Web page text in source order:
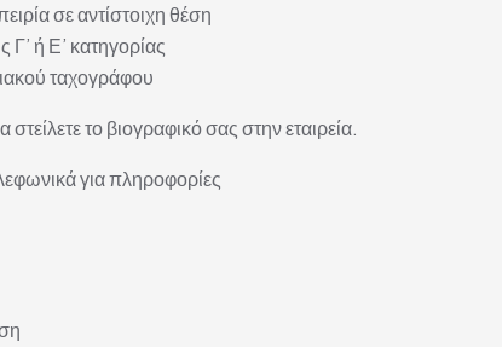
σε αντίστοιχη θέση
ή Ε’ κατηγορίας
ταχογράφου
στείλετε το βιογραφικό σας στην εταιρεία.
για πληροφορίες